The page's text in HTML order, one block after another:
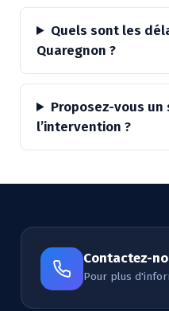
Quels sont les
Quaregnon ?
Proposez-vous un
l’intervention ?
Contactez-
Pour plus